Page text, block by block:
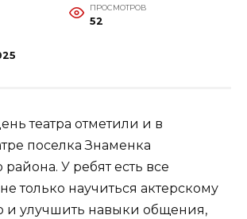
ПРОСМОТРОВ
52
театра отметили и в
поселка Знаменка
У ребят есть все
только научиться актерскому
и улучшить навыки общения,